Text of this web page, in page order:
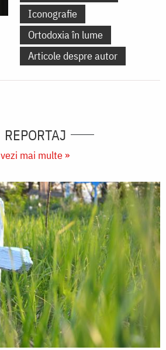
Iconografie
Ortodoxia în lume
Articole despre autor
REPORTAJ
vezi mai multe »